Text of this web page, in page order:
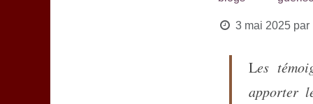
3 mai 2025 par
Les témoignages de guérison représentent l'essence même de ce que peut
apporter